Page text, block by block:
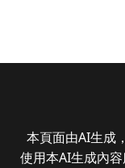
本頁面由AI生成
使用本AI生成內